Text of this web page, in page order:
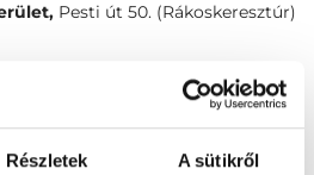
Részletek A sütikről
Pesti út 50. (Rákoskeresztúr)
Vélemények